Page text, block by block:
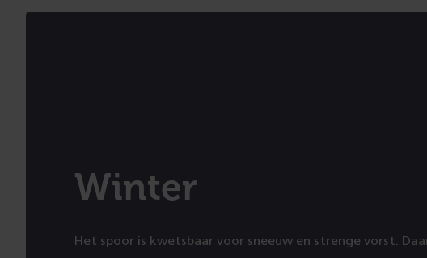
Winter
Het spoor is kwetsbaar voor sneeuw en strenge vorst.